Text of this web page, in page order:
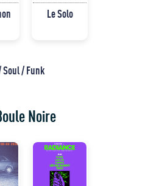
Le Solo
/ Funk
Noire